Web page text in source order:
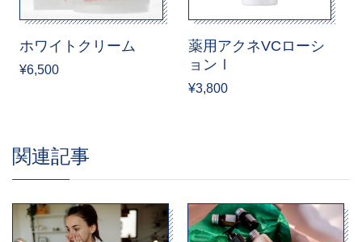
ホワイトクリーム
¥6,500
薬用アクネVCローシ
ョンⅠ
¥3,800
関連記事